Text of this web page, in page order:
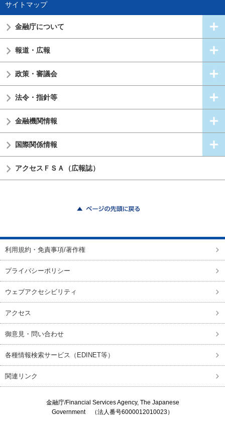
サイトマップ
金融庁について
報道・広報
政策・審議会
法令・指針等
金融機関情報
国際関係情報
アクセスＦＳＡ（広報誌）
利用規約・免責事項/著作権
プライバシーポリシー
ウェブアクセシビリティ
アクセス
御意見・問い合わせ
各種情報検索サービス（EDINET等）
関連リンク
金融庁/Financial Services Agency, The Japanese
Government（法人番号6000012010023）